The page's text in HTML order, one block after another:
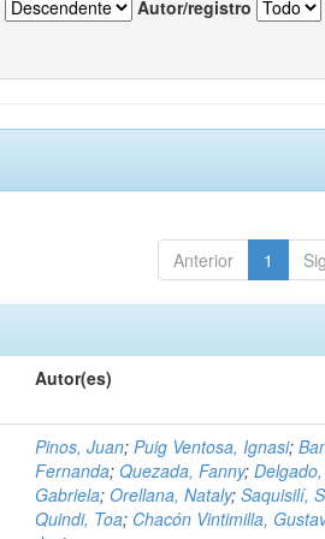
Autor/registro
Anterior 1
Autor(es)
Pinos, Juan;Puig Ventosa, Ignasi;
Fernanda;Quezada, Fanny;Delgado,
Gabriela;Orellana, Nataly;Saquisilí,
Quindi, Toa; Chacón Vintimilla,